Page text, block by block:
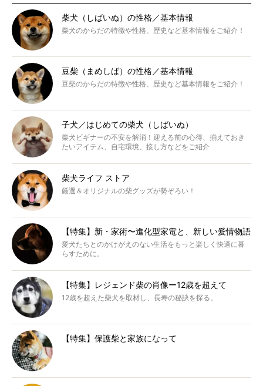
柴犬（しばいぬ）の性格／基本情報
柴犬のからだの特徴や性格、歴史など基本情報をご紹介！
豆柴（まめしば）の性格／基本情報
豆柴のからだの特徴や性格、歴史など基本情報をご紹介！
子犬／はじめての柴犬（しばいぬ）
柴犬ビギナーの不安を解消！迎える前の心得、揃えておき
たいアイテム、自宅環境、接し方などをご紹介
柴犬ライフ ストア
厳選＆オリジナルの柴グッズが勢ぞろい！
【特集】新・家術〜進化型家電と、新しい愛情物語
愛犬たちとのかけがえのない生活をもっと楽しく快適に暮
らすために。
【特集】レジェンド柴の肖像ー12歳を超えて
12歳を超えた柴犬を取材し、長寿の秘訣を探る。
【特集】保護柴と家族になって